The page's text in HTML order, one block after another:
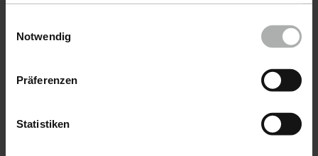
Einstellungen zu den Cookies finden Sie unter
Notwendig
Präferenzen
Statistiken